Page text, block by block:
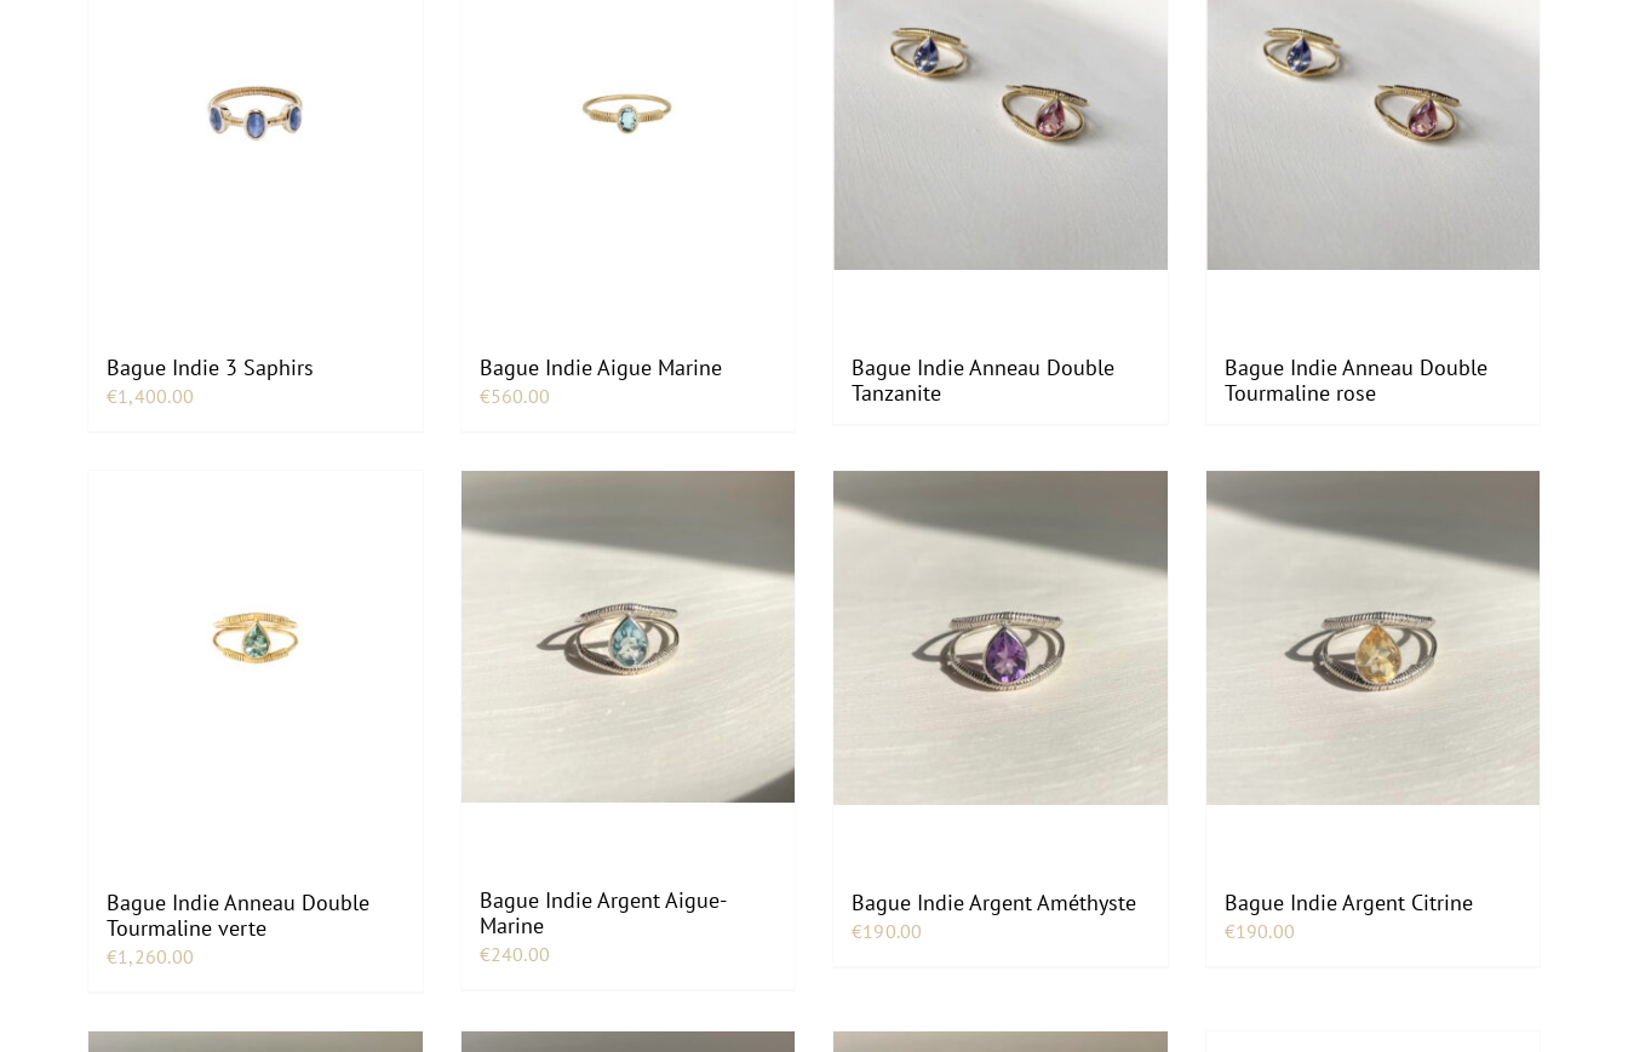
Bague Indie 3 Saphirs
€1,400.00
Bague Indie Aigue Marine
€560.00
Bague Indie Anneau Double
Tanzanite
Bague Indie Anneau Double
Tourmaline rose
Bague Indie Anneau Double
Tourmaline verte
€1,260.00
Bague Indie Argent Aigue-
Marine
€240.00
Bague Indie Argent Améthyste
€190.00
Bague Indie Argent Citrine
€190.00